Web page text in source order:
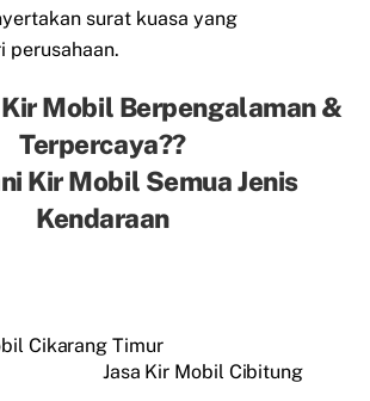
surat kuasa yang
perusahaan.
Mobil Berpengalaman &
Terpercaya??
Kir Mobil Semua Jenis
Kendaraan
Cikarang Timur
Jasa Kir Mobil Cibitung